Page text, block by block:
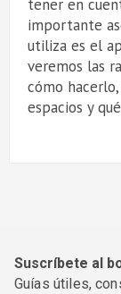
tener en
importante
utiliza es el
veremos las
cómo
espacios y
Suscríbete al
Guías útiles,